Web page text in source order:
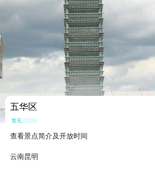
五华区
暂无点评
查看景点简介及开放时间
云南昆明